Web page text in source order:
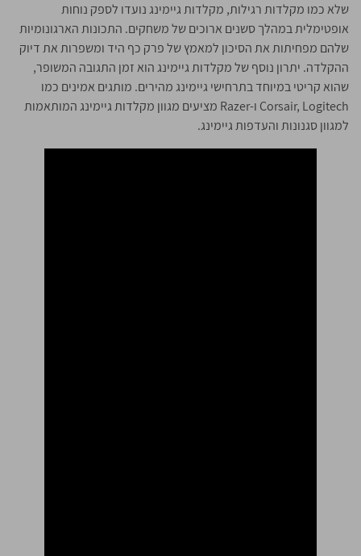
שלא כמו מקלדות רגילות, מקלדות גיימינג נועדו לספק נוחות
אופטימלית במהלך סשנים ארוכים של משחקים. התכונות הארגונומיות
שלהם מפחיתות את הסיכון למאמץ של פרק כף היד ומשפרות את דיוק
ההקלדה. יתרון נוסף של מקלדות גיימינג הוא זמן התגובה המשופר,
שהוא קריטי במיוחד בתרחישי גיימינג מהירים. מותגים אמינים כמו
Corsair, Logitech ו-Razer מציעים מגוון מקלדות גיימינג המותאמות
למגוון סגנונות והעדפות גיימינג.